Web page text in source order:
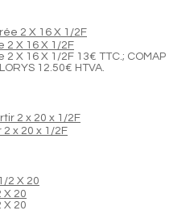
2 X 16 X 1/2F
X 16 X 1/2F 13€ TTC.; COMAP
12.50€ HTVA.
x 20 x 1/2F
X 20
X 20